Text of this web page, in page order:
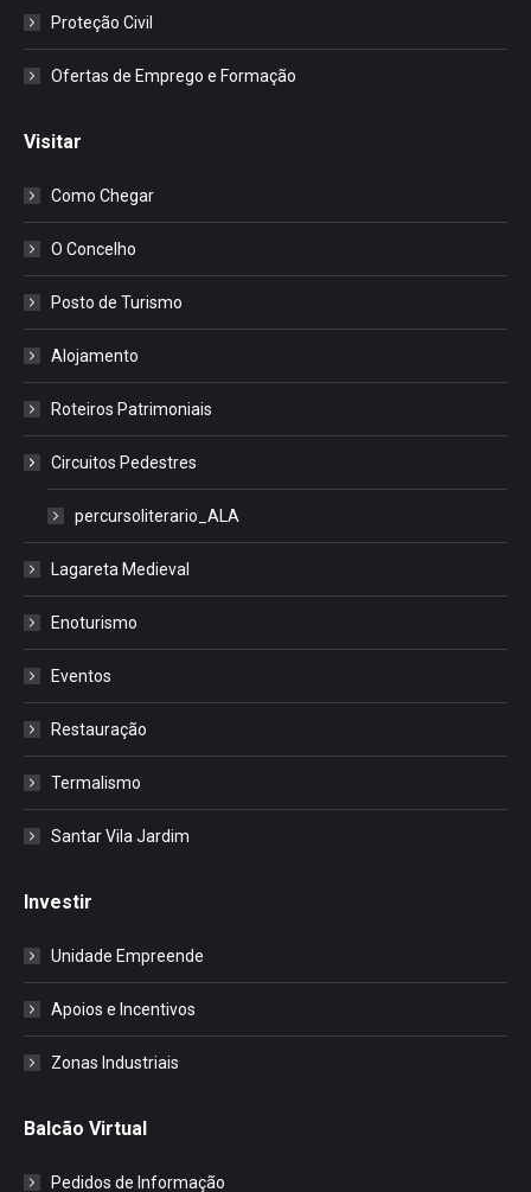
Proteção Civil
Ofertas de Emprego e Formação
Visitar
Como Chegar
O Concelho
Posto de Turismo
Alojamento
Roteiros Patrimoniais
Circuitos Pedestres
percursoliterario_ALA
Lagareta Medieval
Enoturismo
Eventos
Restauração
Termalismo
Santar Vila Jardim
Investir
Unidade Empreende
Apoios e Incentivos
Zonas Industriais
Balcão Virtual
Pedidos de Informação